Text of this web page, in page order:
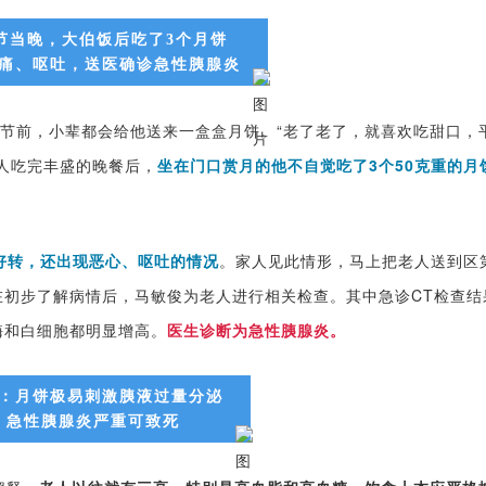
当晚，大伯饭后吃了3个月饼
、呕吐，送医确诊急性胰腺炎
前，小辈都会给他送来一盒盒月饼。“老了老了，就喜欢吃甜口，
完丰盛的晚餐后， 坐在门口赏月的他不自觉吃了3个50克重的月
转，还出现恶心、呕吐的情况。家人见此情形，马上把老人送到区
步了解病情后，马敏俊为老人进行相关检查。其中急诊CT检查
白细胞都明显增高。 医生诊断为急性胰腺炎。
月饼极易刺激胰液过量分泌
急性胰腺炎严重可致死